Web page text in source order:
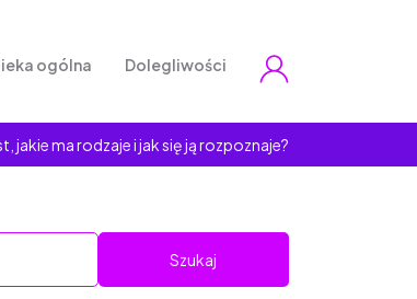
ogólna Dolegliwości
jakie ma rodzaje i jak się ją rozpoznaje?